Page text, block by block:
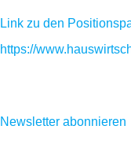
Link zu den
https://
Newsletter abonnieren